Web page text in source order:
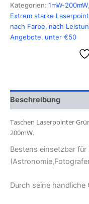
Kategorien: 1mW-200mW
Extrem starke
nach Farbe, nach
Angebote, unter €50
Beschreibung
Taschen Laserpointer
200mW.
Bestens einsetzbar
Durch seine